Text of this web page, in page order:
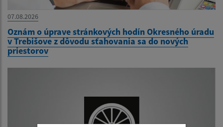
07.08.2026
Oznám o úprave stránkových hodín Okresného úradu
v Trebišove z dôvodu sťahovania sa do nových
priestorov